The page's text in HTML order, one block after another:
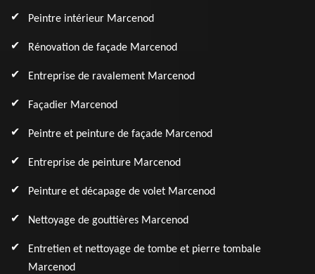
Peintre intérieur Marcenod
Rénovation de façade Marcenod
Entreprise de ravalement Marcenod
Façadier Marcenod
Peintre et peinture de façade Marcenod
Entreprise de peinture Marcenod
Peinture et décapage de volet Marcenod
Nettoyage de gouttières Marcenod
Entretien et nettoyage de tombe et pierre tombale
Marcenod